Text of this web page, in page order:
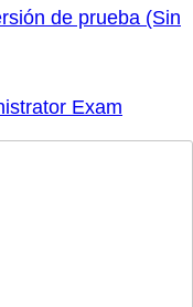
de prueba (Sin
Exam